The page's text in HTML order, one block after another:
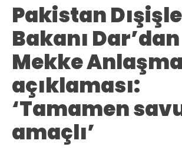
Pakistan
Bakanı Dar’dan
Mekke
açıklaması:
‘Tamamen
amaçlı’